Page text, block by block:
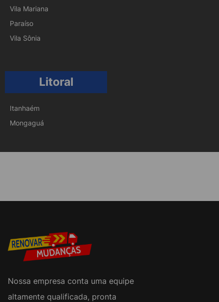
Vila Mariana
Paraíso
Vila Sônia
Litoral
Itanhaém
Mongaguá
Nossa empresa conta uma equipe
altamente qualificada, pronta